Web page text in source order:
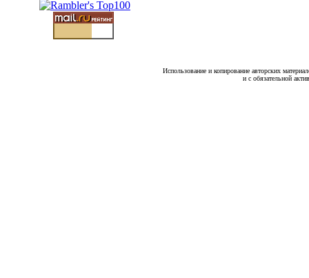
Использование и копирование авторских
и с обязательной